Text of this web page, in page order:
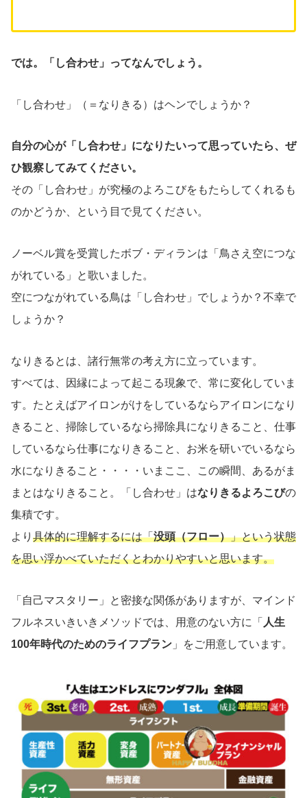
では。「し合わせ」ってなんでしょう。
「し合わせ」（＝なりきる）はヘンでしょうか？
自分の心が「し合わせ」になりたいって思っていたら、ぜ
ひ観察してみてください。
その「し合わせ」が究極のよろこびをもたらしてくれるも
のかどうか、という目で見てください。
ノーベル賞を受賞したボブ・ディランは「鳥さえ空につな
がれている」と歌いました。
空につながれている鳥は「し合わせ」でしょうか？不幸で
しょうか？
なりきるとは、諸行無常の考え方に立っています。
すべては、因縁によって起こる現象で、常に変化していま
す。たとえばアイロンがけをしているならアイロンになり
きること、掃除しているなら掃除具になりきること、仕事
しているなら仕事になりきること、お米を研いでいるなら
水になりきること・・・・いまここ、この瞬間、あるがま
まとはなりきること。「し合わせ」はなりきるよろこびの
集積です。
より 具体的に理解するには「没頭（フロー）」という状態
を思い浮かべていただくとわかりやすいと思います。
「自己マスタリー」と密接な関係がありますが、マインド
フルネスいきいきメソッドでは、用意のない方に「 人生
100年時代のためのライフプラン 」をご用意しています。